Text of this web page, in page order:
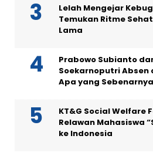
Lelah Mengejar
Temukan Ritme
Lama
Prabowo Subianto
Soekarnoputri Absen
Apa yang
KT&G Social Welfare
Relawan Mahasiswa
ke Indonesia